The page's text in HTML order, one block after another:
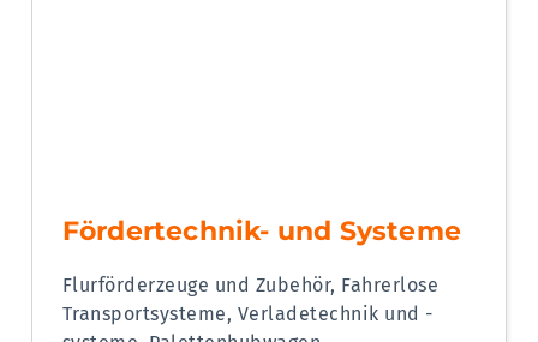
Fördertechnik- und Systeme
Flurförderzeuge und Zubehör, Fahrerlose
Transportsysteme, Verladetechnik und -
systeme, Palettenhubwagen,